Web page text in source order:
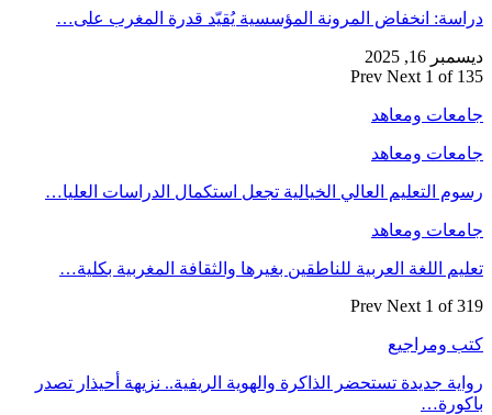
دراسة: انخفاض المرونة المؤسسية يُقيّد قدرة المغرب على…
ديسمبر 16, 2025
Prev Next 1 of 135
جامعات ومعاهد
جامعات ومعاهد
رسوم التعليم العالي الخيالية تجعل استكمال الدراسات العليا…
جامعات ومعاهد
تعليم اللغة العربية للناطقين بغيرها والثقافة المغربية بكلية…
Prev Next 1 of 319
كتب ومراجيع
رواية جديدة تستحضر الذاكرة والهوية الريفية.. نزيهة أحيذار تصدر
باكورة…